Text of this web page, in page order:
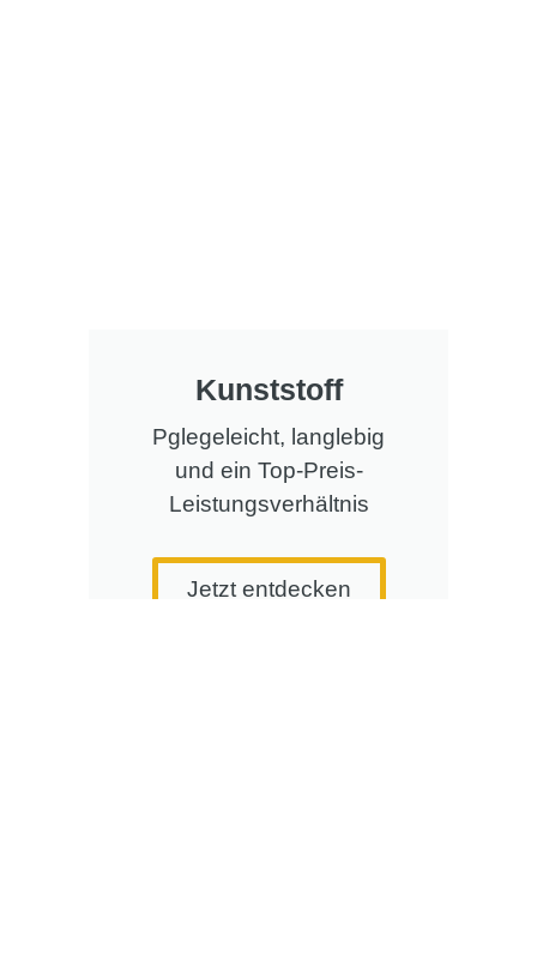
Kunststoff
Pglegeleicht, langlebig
und ein Top-Preis-
Leistungsverhältnis
Jetzt entdecken